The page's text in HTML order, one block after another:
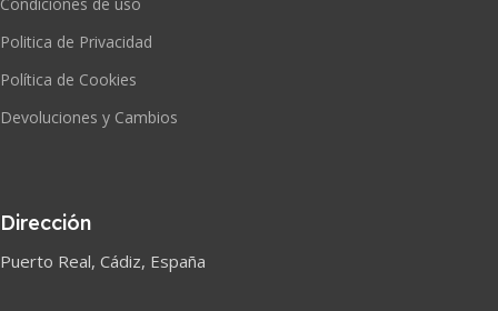
Politica de Privacidad
Política de Cookies
Devoluciones y Cambios
Dirección
Puerto Real, Cádiz, España